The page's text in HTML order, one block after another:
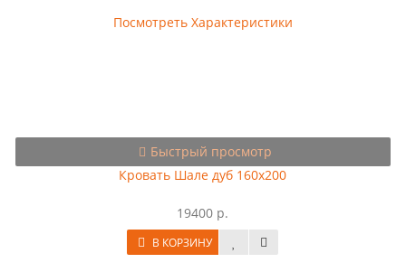
Посмотреть Характеристики
Быстрый просмотр
Кровать Шале дуб 160х200
19400 р.
В КОРЗИНУ